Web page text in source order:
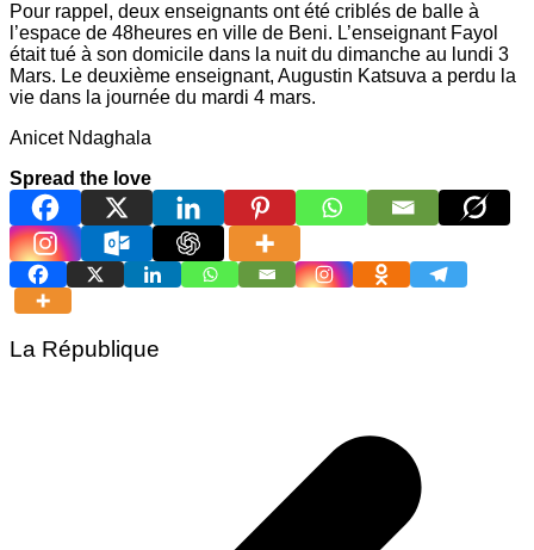
Pour rappel, deux enseignants ont été criblés de balle à
l’espace de 48heures en ville de Beni. L’enseignant Fayol
était tué à son domicile dans la nuit du dimanche au lundi 3
Mars. Le deuxième enseignant, Augustin Katsuva a perdu la
vie dans la journée du mardi 4 mars.
Anicet Ndaghala
Spread the love
La République